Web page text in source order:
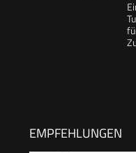
EMPFEHLUNGEN